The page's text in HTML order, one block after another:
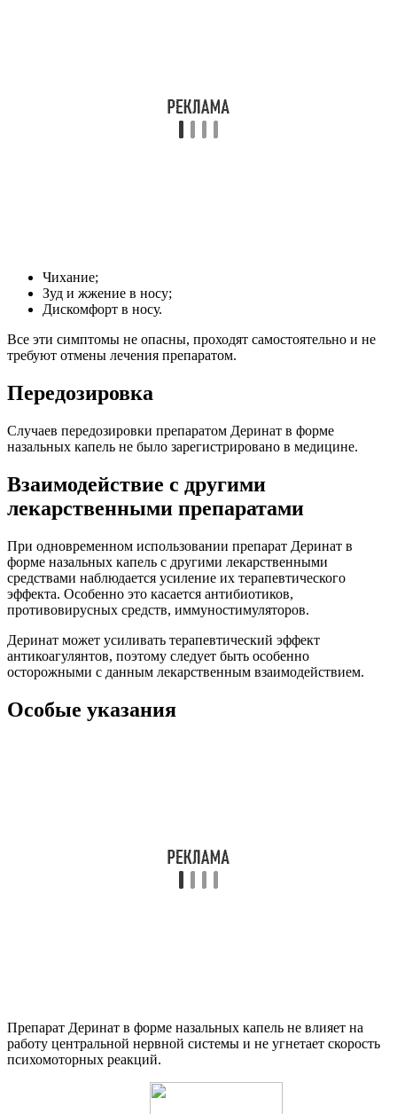
Чихание;
Зуд и жжение в носу;
Дискомфорт в носу.
Все эти симптомы не опасны, проходят самостоятельно и не
требуют отмены лечения препаратом.
Передозировка
Случаев передозировки препаратом Деринат в форме
назальных капель не было зарегистрировано в медицине.
Взаимодействие с другими
лекарственными препаратами
При одновременном использовании препарат Деринат в
форме назальных капель с другими лекарственными
средствами наблюдается усиление их терапевтического
эффекта. Особенно это касается антибиотиков,
противовирусных средств, иммуностимуляторов.
Деринат может усиливать терапевтический эффект
антикоагулянтов, поэтому следует быть особенно
осторожными с данным лекарственным взаимодействием.
Особые указания
Препарат Деринат в форме назальных капель не влияет на
работу центральной нервной системы и не угнетает скорость
психомоторных реакций.